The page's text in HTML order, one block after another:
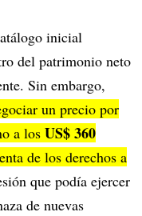
inicial
del patrimonio neto
Sin embargo,
un precio por
a los US$ 360
de los derechos a
que podía ejercer
de nuevas